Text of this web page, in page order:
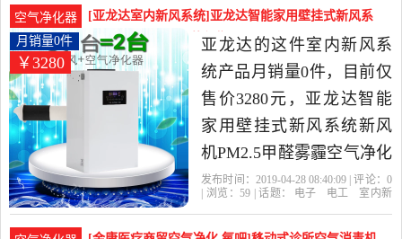
比很高的室内新风系统，
由广东 佛山发货。
空气净化器
[亚龙达室内新风系统]亚龙达智能家用壁挂式新风系
统新风机P月销量0件仅售3280元
￥3280
月销量0件
亚龙达的这件室内新风系
统产品月销量0件，目前仅
售价3280元，亚龙达智能
家用壁挂式新风系统新风
机PM2.5甲醛雾霾空气净化
器是2019年亚龙达精选电
室内新风系统，由山东 菏
发布时间：2019-04-28 08:40:09 | 评论： 0
| 浏览：59 | 话题： 电子 电工
室内新